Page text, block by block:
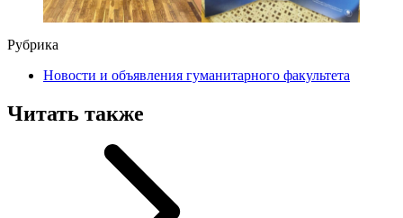
Рубрика
Новости и объявления гуманитарного факультета
Читать также